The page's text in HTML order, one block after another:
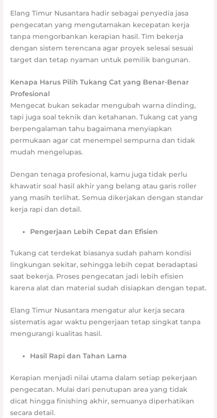
Elang Timur Nusantara hadir sebagai penyedia jasa
pengecatan yang mengutamakan kecepatan kerja
tanpa mengorbankan kerapian hasil. Tim bekerja
dengan sistem terencana agar proyek selesai sesuai
target dan tetap nyaman untuk pemilik bangunan.
Kenapa Harus Pilih Tukang Cat yang Benar-Benar
Profesional
Mengecat bukan sekadar mengubah warna dinding,
tapi juga soal teknik dan ketahanan. Tukang cat yang
berpengalaman tahu bagaimana menyiapkan
permukaan agar cat menempel sempurna dan tidak
mudah mengelupas.
Dengan tenaga profesional, kamu juga tidak perlu
khawatir soal hasil akhir yang belang atau garis roller
yang masih terlihat. Semua dikerjakan dengan standar
kerja rapi dan detail.
Pengerjaan Lebih Cepat dan Efisien
Tukang cat terdekat biasanya sudah paham kondisi
lingkungan sekitar, sehingga lebih cepat beradaptasi
saat bekerja. Proses pengecatan jadi lebih efisien
karena alat dan material sudah disiapkan dengan tepat.
Elang Timur Nusantara mengatur alur kerja secara
sistematis agar waktu pengerjaan tetap singkat tanpa
mengurangi kualitas hasil.
Hasil Rapi dan Tahan Lama
Kerapian menjadi nilai utama dalam setiap pekerjaan
pengecatan. Mulai dari penutupan area yang tidak
dicat hingga finishing akhir, semuanya diperhatikan
secara detail.